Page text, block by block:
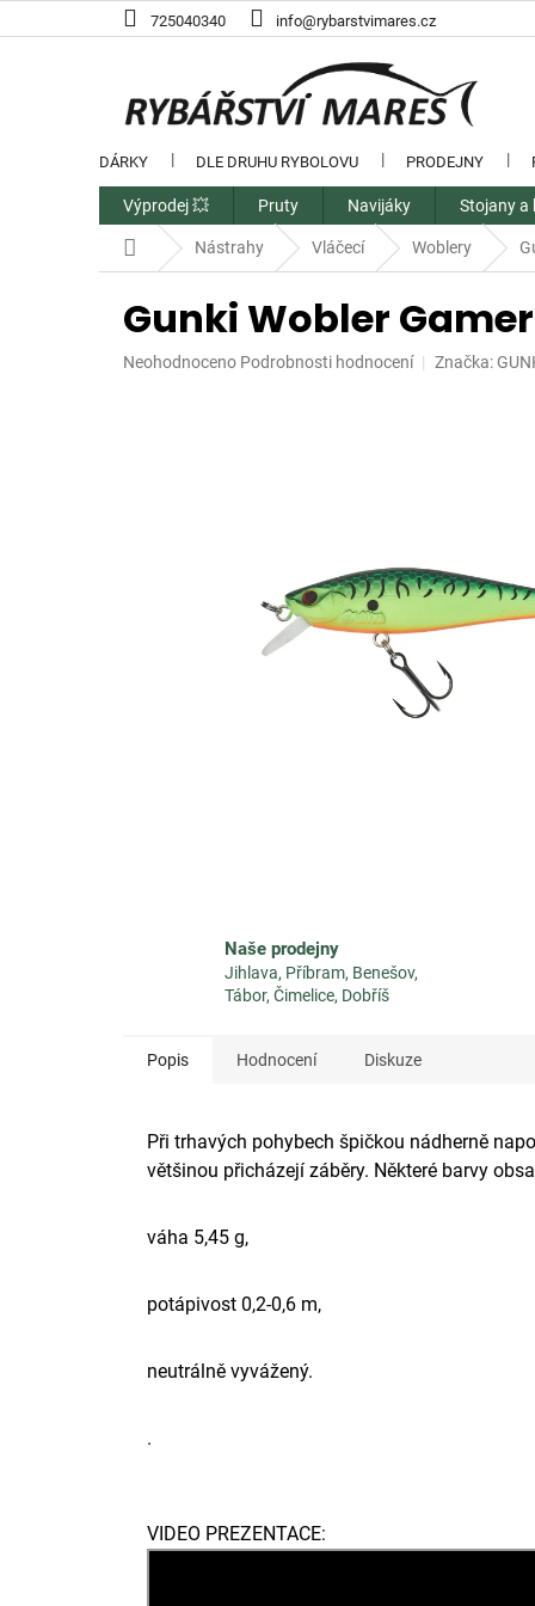
na
725040340 info@rybarstvimares.cz
DÁRKY DLE DRUHU RYBOLOVU PRODEJNY
Výprodej 💥 Pruty Navijáky Stojany a
Domů Nástrahy Vláčecí Woblery
Gunki Wobler
Průměrné
Neohodnoceno Podrobnosti hodnocení Značka:
Naše prodejny
Jihlava, Příbram, Benešov,
Tábor, Čimelice, Dobříš
Popis Hodnocení Diskuze
Při trhavých pohybech špičkou nádherně
většinou přicházejí záběry. Některé barvy
váha 5,45 g,
potápivost 0,2-0,6 m,
neutrálně vyvážený.
.
VIDEO PREZENTACE: